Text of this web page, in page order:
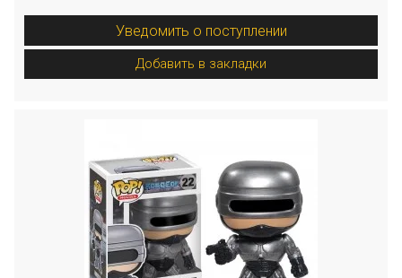
Уведомить о поступлении
Добавить в закладки